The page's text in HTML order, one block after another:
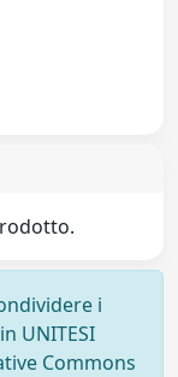
i
UNITESI
Commons